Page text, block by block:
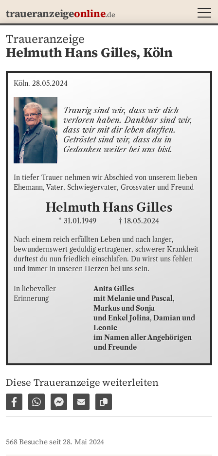
traueranzeigeonline.de
Traueranzeige
Helmuth Hans Gilles,Köln
Köln. 28.05.2024
Traurig sind wir, dass wir dich
verloren haben. Dankbar sind wir,
dass wir mit dir leben durften.
Getröstet sind wir, dass du in
Gedanken weiter bei uns bist.
In tiefer Trauer nehmen wir Abschied von unserem lieben
Ehemann, Vater, Schwiegervater, Grossvater und Freund
Helmuth Hans Gilles
* 31.01.1949 † 18.05.2024
Nach einem reich erfüllten Leben und nach langer,
bewundernswert geduldig ertragener, schwerer Krankheit
durftest du nun friedlich einschlafen. Du wirst uns fehlen
und immer in unseren Herzen bei uns sein.
In liebevoller
Erinnerung
Anita Gilles
mit Melanie und Pascal,
Markus und Sonja
und Enkel Jolina, Damian und
Leonie
im Namen aller Angehörigen
und Freunde
Diese Traueranzeige weiterleiten
Auf Facebook teilen
Per WhatsApp weiterleiten
Per Facebook Messenger weiterleiten
Per E-Mail versenden
Link zur Seite kopieren
568 Besuche seit 28. Mai 2024